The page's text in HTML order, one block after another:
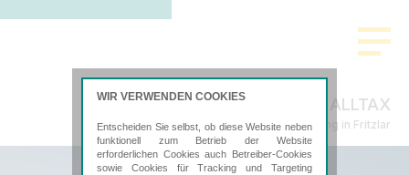
ALLTAX
Steuerberatung in Fritzlar
WIR VERWENDEN COOKIES
Entscheiden Sie selbst, ob diese Website neben
funktionell zum Betrieb der Website
erforderlichen Cookies auch Betreiber-Cookies
sowie Cookies für Tracking und Targeting